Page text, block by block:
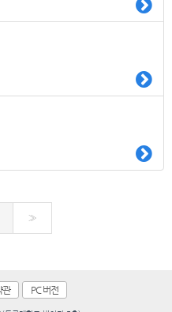
»
관 PC 버전